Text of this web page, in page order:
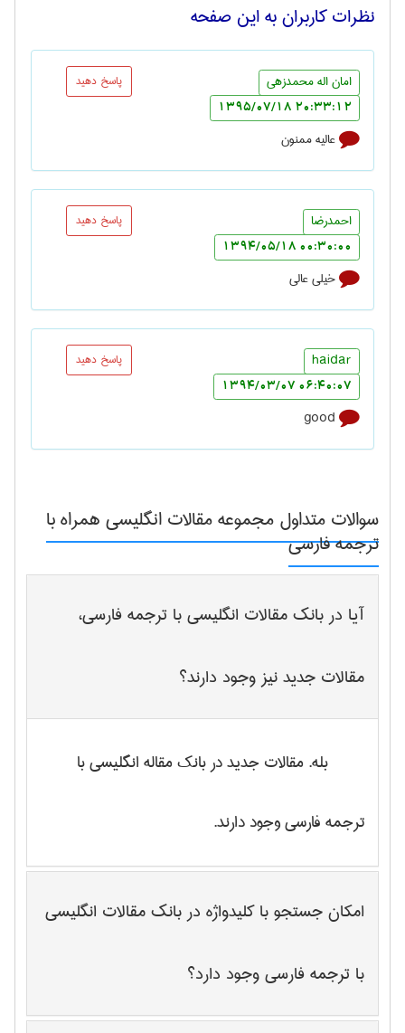
نظرات کاربران به این صفحه
امان اله محمدزهی
20:33:12 1395/07/18
پاسخ دهید
عالیه ممنون
احمدرضا
00:30:00 1394/05/18
پاسخ دهید
خیلی عالی
haidar
06:40:07 1394/03/07
پاسخ دهید
سوالات متداولمجموعه مقالات انگلیسی همراه با
ترجمه فارسی
آیا در بانک مقالات انگلیسی با ترجمه فارسی،
مقالات جدید نیز وجود دارند؟
بله. مقالات جدید در بانک مقاله انگلیسی با
ترجمه فارسی وجود دارند.
امکان جستجو با کلیدواژه در بانک مقالات انگلیسی
با ترجمه فارسی وجود دارد؟